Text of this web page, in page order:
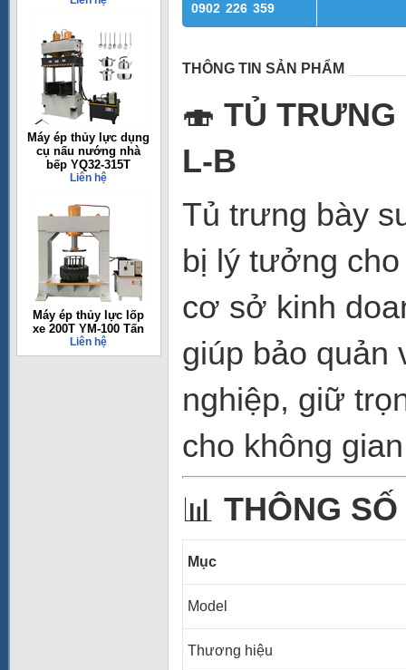
Máy ép thủy lực dụng
cụ nấu nướng nhà
bếp YQ32-315T
Liên hệ
Máy ép thủy lực lốp
xe 200T YM-100 Tấn
Liên hệ
0902 226 359
THÔNG TIN SẢN PHẨM
🍣 TỦ TRƯNG
L-B
Tủ trưng bày
bị lý tưởng
cơ sở kinh
giúp bảo quản
nghiệp, giữ
cho không
📊 THÔNG
Mục
Model
Thương hiệu